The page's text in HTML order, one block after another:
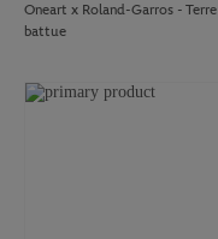
Oneart x Roland-Garros - Terre
battue